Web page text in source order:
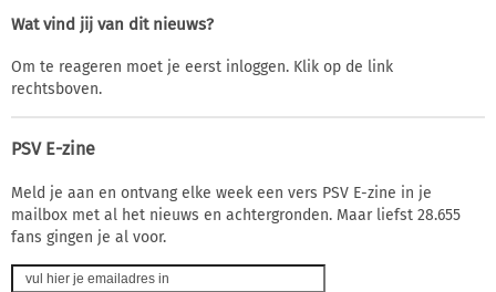
Wat vind jij van dit nieuws?
Om te reageren moet je eerst inloggen. Klik op de link
rechtsboven.
PSV E-zine
Meld je aan en ontvang elke week een vers PSV E-zine in je
mailbox met al het nieuws en achtergronden. Maar liefst 28.655
fans gingen je al voor.